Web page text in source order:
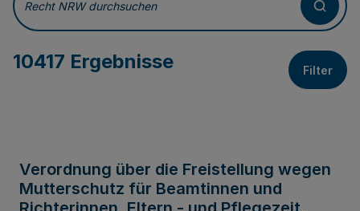
Recht NRW durchsuchen
10417 Ergebnisse Filter
Verordnung über die Freistellung wegen
Mutterschutz für Beamtinnen und